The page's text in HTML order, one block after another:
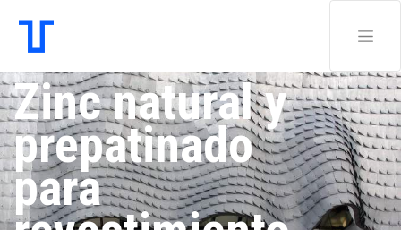
Zinc natural y
prepatinado
para